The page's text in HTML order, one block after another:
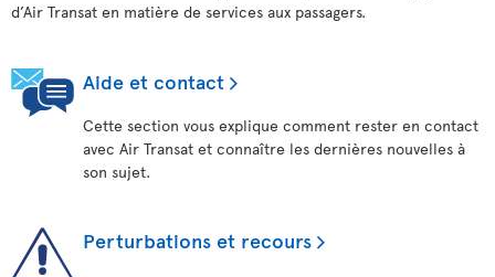
d’Air Transat en matière de services aux passagers.
Aide et contact
Cette section vous explique comment rester en contact
avec Air Transat et connaître les dernières nouvelles à
son sujet.
Perturbations et recours